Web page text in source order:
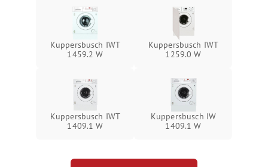
Kuppersbusch IWT
1459.2 W
Kuppersbusch IWT
1259.0 W
Kuppersbusch IWT
1409.1 W
Kuppersbusch IW
1409.1 W